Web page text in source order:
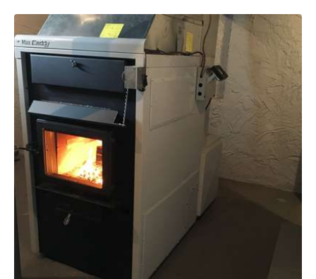
Sauvegarder